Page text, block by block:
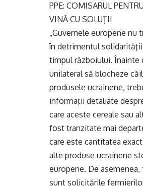
PPE: COMISARUL
VINĂ CU SOLUŢII
„Guvernele europene nu
în detrimentul solidarităţii
timpul războiului. Înainte
unilateral să blocheze
produsele ucrainene,
informaţii detaliate
care aceste cereale sau
fost tranzitate mai
care este cantitatea
alte produse ucrainene
europene. De
sunt solicitările